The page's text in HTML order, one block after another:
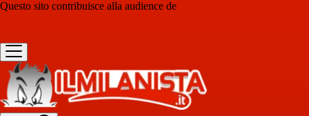
Questo sito contribuisce alla audience de